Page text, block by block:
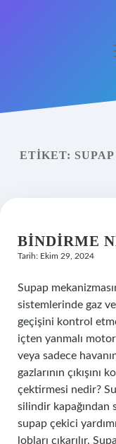
Yasal Uyarı
ETIKET:
BINDIRME
Tarih: Ekim 29, 2024
Supap
sistemlerinde gaz
geçişini kontrol
içten yanmalı
veya sadece
gazlarının
çektirmesi nedir?
silindir kapağından
supap çekici
lobları çıkarılır.